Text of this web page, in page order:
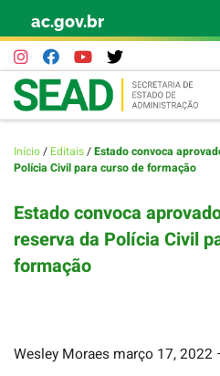
Skip to content
ac.gov.br
Início/ Editais/Estado convoca
Polícia Civil para curso de formação
Estado convoca
reserva da Polícia Civil
formação
Wesley Moraes março 17, 2022